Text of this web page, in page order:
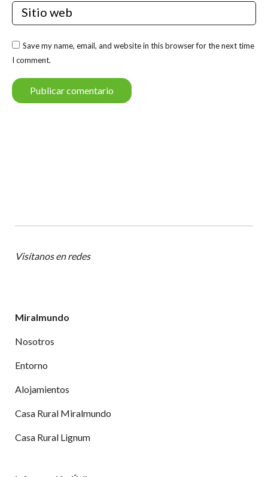
Sitio web
Save my name, email, and website in this browser for the next time
I comment.
Publicar comentario
Visítanos en redes
Miralmundo
Nosotros
Entorno
Alojamientos
Casa Rural Miralmundo
Casa Rural Lignum